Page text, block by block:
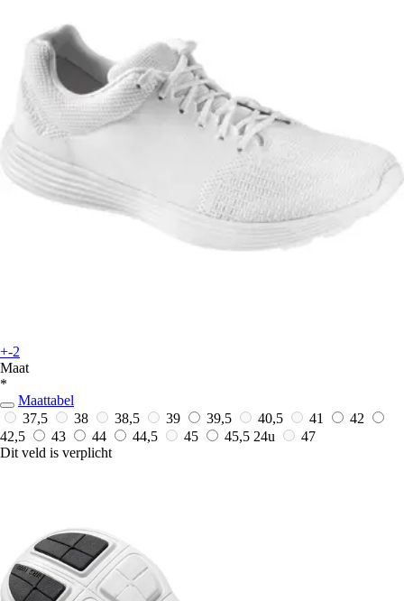
+-2
Maat
*
Maattabel
37,5
38 38,5 39 39,5 40,5 41
42
42,5
43 44 44,5 45 45,5 24u
47
Dit veld is verplicht